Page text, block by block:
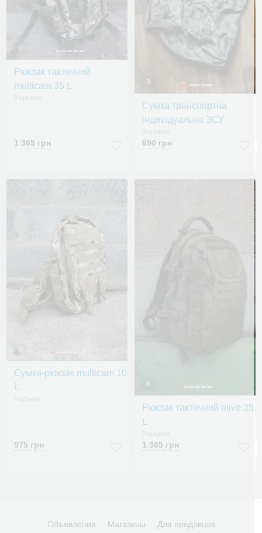
6
Рюкзак тактичний
multicam 35 L
1 365 грн
3
Сумка транспортна
індивідуальна ЗСУ
690 грн
8
Сумка-рюкзак multicam 10
975 грн
8
Рюкзак тактичний olive 35
1 365 грн
Объявления Магазины Для продавцов